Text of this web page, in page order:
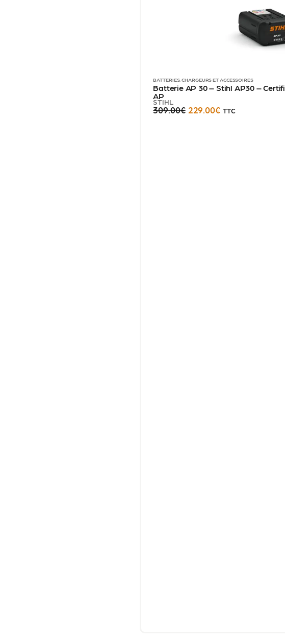
BATTERIES, CHARGEURS ET ACCESSOIRES
Batterie AP 30 – Stihl AP30 –
AP
STIHL
309.00€ 229.00€ TTC